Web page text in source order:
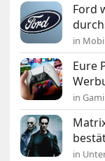
Ford
in
Eure
in
in